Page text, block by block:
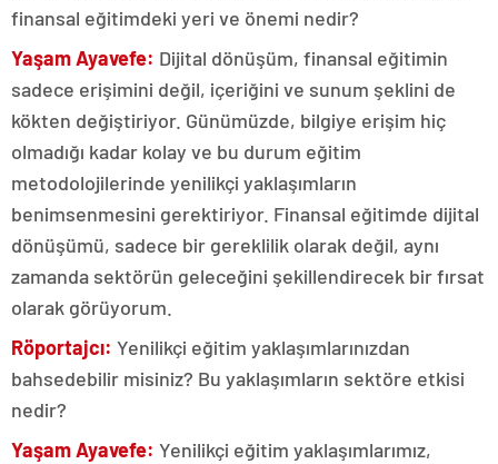
finansal eğitimdeki yeri ve önemi nedir?
Yaşam Ayavefe: Dijital dönüşüm, finansal eğitimin
sadece erişimini değil, içeriğini ve sunum şeklini de
kökten değiştiriyor. Günümüzde, bilgiye erişim hiç
olmadığı kadar kolay ve bu durum eğitim
metodolojilerinde yenilikçi yaklaşımların
benimsenmesini gerektiriyor. Finansal eğitimde dijital
dönüşümü, sadece bir gereklilik olarak değil, aynı
zamanda sektörün geleceğini şekillendirecek bir fırsat
olarak görüyorum.
Röportajcı: Yenilikçi eğitim yaklaşımlarınızdan
bahsedebilir misiniz? Bu yaklaşımların sektöre etkisi
nedir?
Yaşam Ayavefe: Yenilikçi eğitim yaklaşımlarımız,